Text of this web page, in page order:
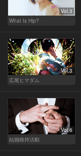
Vol.3
What Is Hip?
Vol.3
広尾ヒマダム
Vol.6
結婚維持活動